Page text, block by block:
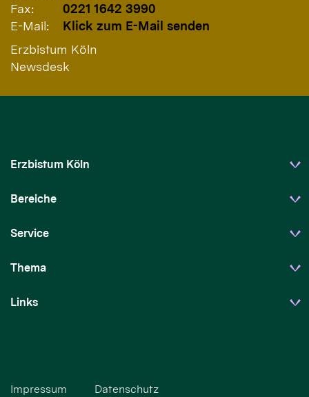
Fax:
0221 1642 3990
E-Mail:
Klick zum E-Mail senden
Erzbistum Köln
Newsdesk
Erzbistum Köln
Bereiche
Service
Thema
Links
Impressum Datenschutz